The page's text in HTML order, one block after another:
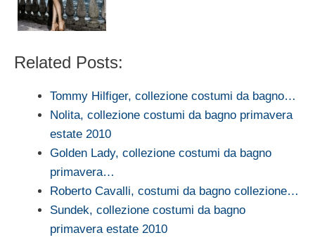
Related Posts:
Tommy Hilfiger, collezione costumi da bagno…
Nolita, collezione costumi da bagno primavera
estate 2010
Golden Lady, collezione costumi da bagno
primavera…
Roberto Cavalli, costumi da bagno collezione…
Sundek, collezione costumi da bagno
primavera estate 2010